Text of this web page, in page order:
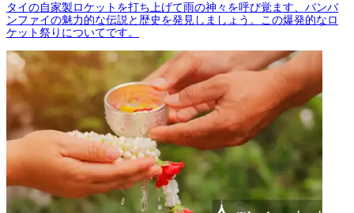
タイの自家製ロケットを打ち上げて雨の神々を呼び覚ます、バンバ
ンファイの魅力的な伝説と歴史を発見しましょう。この爆発的なロ
ケット祭りについてです。